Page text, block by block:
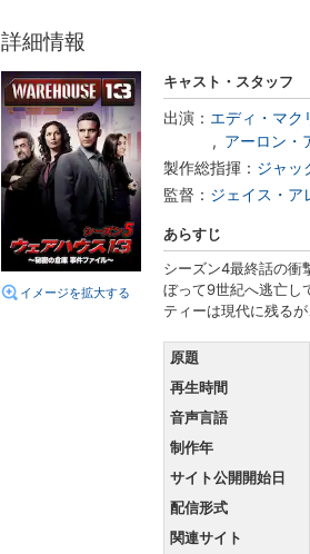
詳細情報
イメージを拡大する
キャスト・スタッフ
出演： エディ・マク
アーロン・
製作総指揮： ジャッ
監督： ジェイス・ア
あらすじ
シーズン4最終話の衝
ぼって9世紀へ逃亡し
ティーは現代に残る
原題
再生時間
音声言語
制作年
サイト公開開始日
配信形式
関連サイト